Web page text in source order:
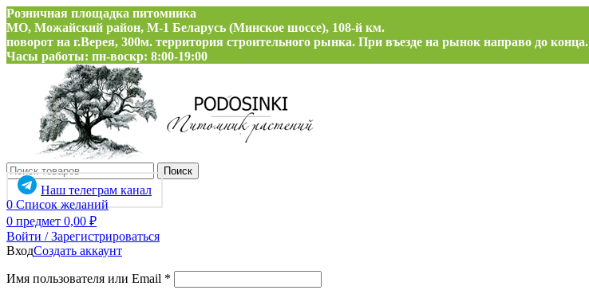
Розничная площадка питомника
МО, Можайский район, М-1 Беларусь (Минское шоссе), 108-й км.
поворот на г.Верея, 300м. территория строительного рынка. При въезде на рынок направо до конца.
Часы работы: пн-воскр: 8:00-19:00
Поиск
Наш телеграм канал
0 Список желаний
0 предмет 0,00 ₽
Войти / Зарегистрироваться
ВходСоздать аккаунт
Имя пользователя или Email *